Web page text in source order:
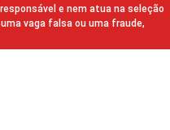
e nem atua na seleção
vaga falsa ou uma fraude,